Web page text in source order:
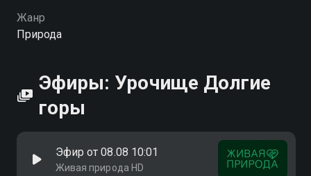
Жанр
Природа
Эфиры: Урочище Долгие
горы
Эфир от 08.08 10:01
Живая природа HD